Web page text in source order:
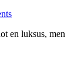
en luksus, men